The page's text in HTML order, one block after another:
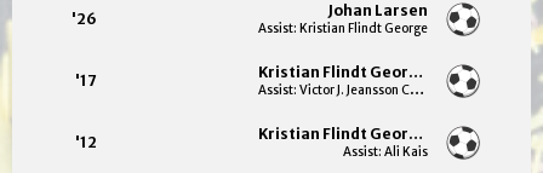
'26 Johan Larsen
Assist: Kristian Flindt George
'17 Kristian Flindt George
Assist: Victor J. Jeansson Cappelen
'12 Kristian Flindt George
Assist: Ali Kais